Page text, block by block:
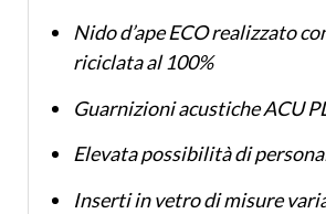
Nido d’ape ECO realizzato
riciclata al 100%
Guarnizioni acustiche ACU
Elevata possibilità di
Inserti in vetro di misure